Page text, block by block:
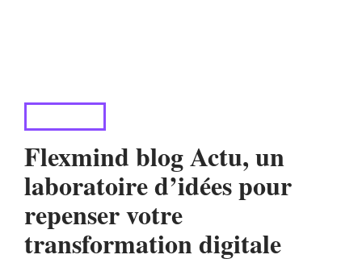
Flexmind blog Actu, un
laboratoire d’idées pour
repenser votre
transformation digitale